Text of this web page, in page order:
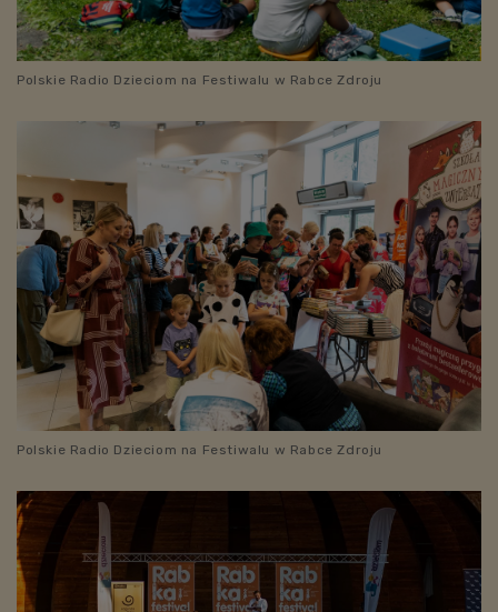
Polskie Radio Dzieciom na Festiwalu w Rabce Zdroju
Polskie Radio Dzieciom na Festiwalu w Rabce Zdroju